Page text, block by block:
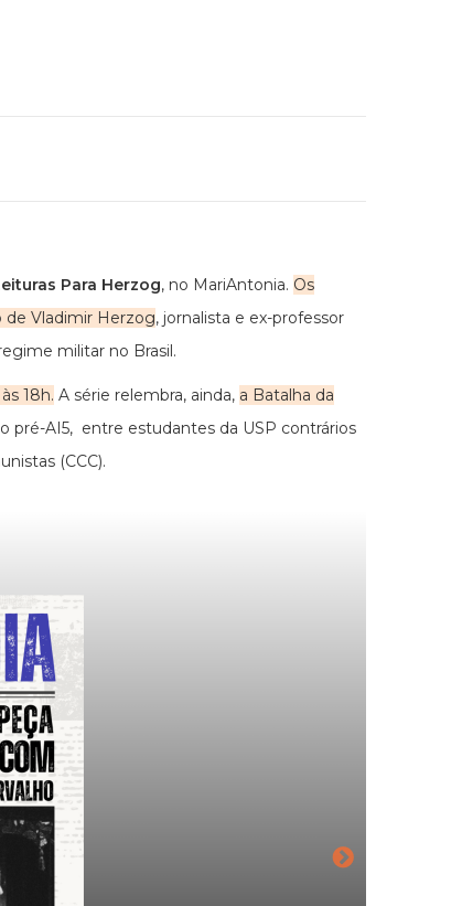
Para Herzog, no MariAntonia. Os
de Vladimir Herzog, jornalista e ex-professor
militar no Brasil.
18h. A série relembra, ainda, a Batalha da
pré-AI5, entre estudantes da USP contrários
(CCC).